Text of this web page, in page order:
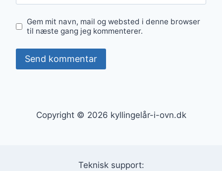
Gem mit navn, mail og websted i denne browser
til næste gang jeg kommenterer.
Copyright © 2026 kyllingelår-i-ovn.dk
Teknisk support: